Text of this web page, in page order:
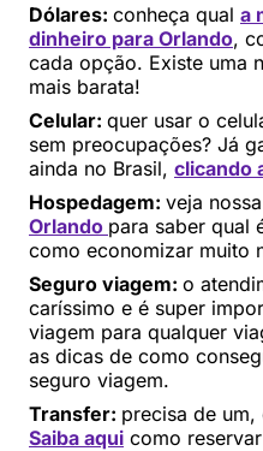
Dólares: conheça qual a
dinheiro para Orlando,
cada opção. Existe uma
mais barata!
Celular: quer usar o
sem preocupações? Já
ainda no Brasil, clicando
Hospedagem: veja
Orlando para saber qual
como economizar muito
Seguro viagem: o
caríssimo e é super
viagem para qualquer
as dicas de como
seguro viagem.
Transfer: precisa de
Saiba aqui como